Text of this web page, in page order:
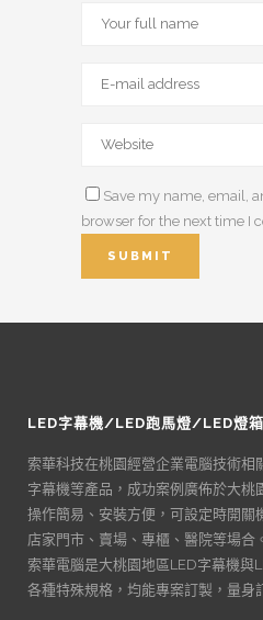
Save my name, email,
browser for the next time I
LED字幕機/LED跑馬燈/LED燈
索華科技在桃園經營企業電腦技術相
字幕機等產品，成功案例廣佈於大桃
操作簡易、安裝方便，可設定時開關
店家門市、賣場、專櫃、醫院等場合
索華電腦是大桃園地區LED字幕機與
各種特殊規格，均能專案訂製，量身